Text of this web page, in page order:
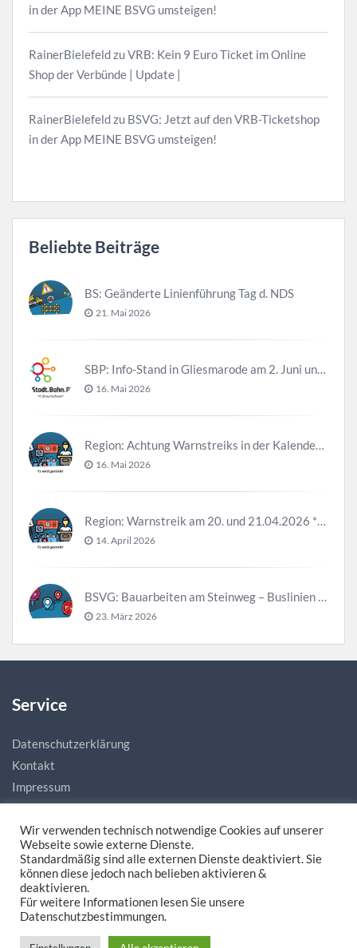
in der App MEINE BSVG umsteigen!
RainerBielefeldzuVRB: Kein 9 Euro Ticket im Online
Shop der Verbünde | Update |
RainerBielefeldzu BSVG: Jetzt auf den VRB-Ticketshop
in der App MEINE BSVG umsteigen!
Beliebte Beiträge
BS: Geänderte Linienführung Tag d. NDS
21. Mai 2026
16. Mai 2026
16. Mai 2026
14. April 2026
23. März 2026
Service
Datenschutzerklärung
Kontakt
Impressum
Made with love bynatias.de - Digitale Mediengestaltung
Wir verwenden technisch notwendige Cookies auf unserer
Webseite sowie externe Dienste.
Standardmäßig sind alle externen Dienste deaktiviert. Sie
können diese jedoch nach belieben aktivieren &
deaktivieren.
Für weitere Informationen lesen Sie unsere
Datenschutzbestimmungen.